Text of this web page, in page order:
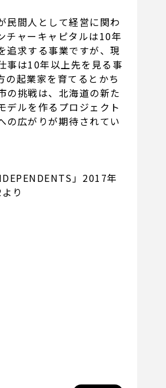
民間人として経営に関わ
チャーキャピタルは10年
追求する事業ですが、現
事は10年以上先を見る事
の起業家を育てるとかち
の挑戦は、北海道の新た
デルを作るプロジェクト
の広がりが期待されてい
」2017年
り